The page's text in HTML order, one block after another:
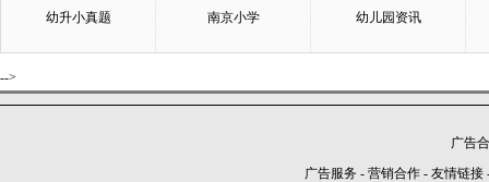
幼升小真题
南京小学
幼儿园资讯
-->
广告
广告服务 - 营销合作 - 友情链接